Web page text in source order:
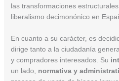
las transformaciones
liberalismo decimonónico en
En cuanto a su carácter, es
dirige tanto a la ciudadanía
y compradores interesados. Su
un lado, normativa y